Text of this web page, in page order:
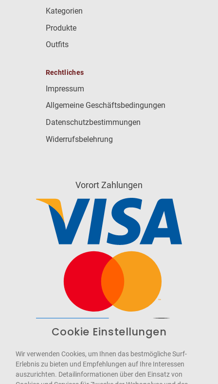
Kategorien
Produkte
Outfits
Rechtliches
Impressum
Allgemeine Geschäftsbedingungen
Datenschutzbestimmungen
Widerrufsbelehrung
Vorort Zahlungen
WCAG-2.1-AA
Cookie Einstellungen
Wir verwenden Cookies, um Ihnen das bestmögliche Surf-
Erlebnis zu bieten und Empfehlungen auf Ihre Interessen
auszurichten. Detailinformationen über den Einsatz von